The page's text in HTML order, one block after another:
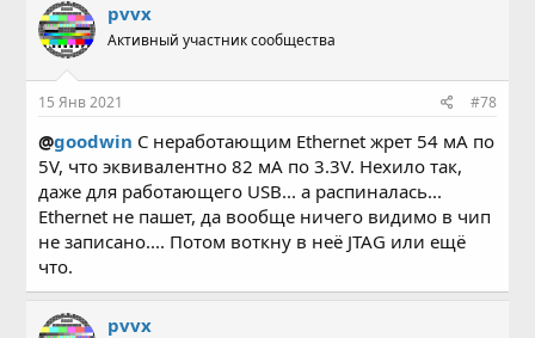
pvvx
Активный участник сообщества
15 Янв 2021 #78
@goodwin С неработающим Ethernet жрет 54 мA по
5V, что эквивалентно 82 мА по 3.3V. Нехило так,
даже для работающего USB... а распиналась...
Ethernet не пашет, да вообще ничего видимо в чип
не записано.... Потом воткну в неё JTAG или ещё
что.
pvvx